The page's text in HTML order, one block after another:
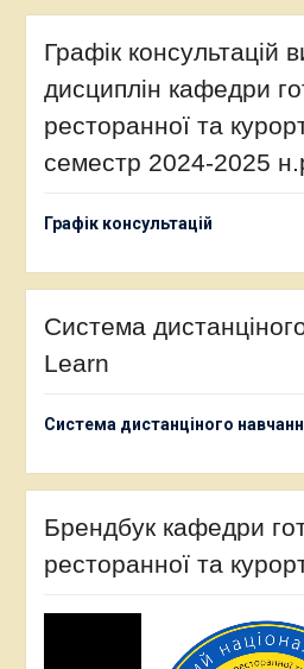
Графік консультацій
дисциплін кафедри
ресторанної та
семестр 2024-2025
Графік консультацій
Система
Learn
Система дистанціного
Брендбук кафедри
ресторанної та